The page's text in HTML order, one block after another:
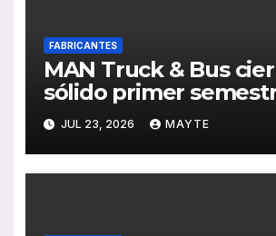
FABRICANTES
MAN Truck & Bus
sólido primer
2026 con crecimiento
ventas, pedidos y
rentabilidad
JUL 23, 2026 MAYTE